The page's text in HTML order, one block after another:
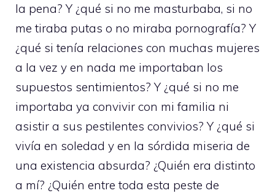
la pena? Y ¿qué si no me masturbaba, si no
me tiraba putas o no miraba pornografía? Y
¿qué si tenía relaciones con muchas mujeres
a la vez y en nada me importaban los
supuestos sentimientos? Y ¿qué si no me
importaba ya convivir con mi familia ni
asistir a sus pestilentes convivios? Y ¿qué si
vivía en soledad y en la sórdida miseria de
una existencia absurda? ¿Quién era distinto
a mí? ¿Quién entre toda esta peste de